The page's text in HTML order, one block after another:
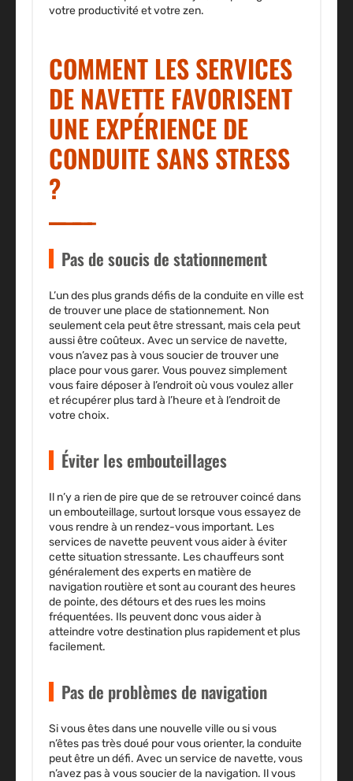
votre productivité et votre zen.
COMMENT LES SERVICES
DE NAVETTE FAVORISENT
UNE EXPÉRIENCE DE
CONDUITE SANS STRESS
?
Pas de soucis de stationnement
L’un des plus grands défis de la conduite en ville est
de trouver une place de stationnement. Non
seulement cela peut être stressant, mais cela peut
aussi être coûteux. Avec un service de navette,
vous n’avez pas à vous soucier de trouver une
place pour vous garer. Vous pouvez simplement
vous faire déposer à l’endroit où vous voulez aller
et récupérer plus tard à l’heure et à l’endroit de
votre choix.
Éviter les embouteillages
Il n’y a rien de pire que de se retrouver coincé dans
un embouteillage, surtout lorsque vous essayez de
vous rendre à un rendez-vous important. Les
services de navette peuvent vous aider à éviter
cette situation stressante. Les chauffeurs sont
généralement des experts en matière de
navigation routière et sont au courant des heures
de pointe, des détours et des rues les moins
fréquentées. Ils peuvent donc vous aider à
atteindre votre destination plus rapidement et plus
facilement.
Pas de problèmes de navigation
Si vous êtes dans une nouvelle ville ou si vous
n’êtes pas très doué pour vous orienter, la conduite
peut être un défi. Avec un service de navette, vous
n’avez pas à vous soucier de la navigation. Il vous